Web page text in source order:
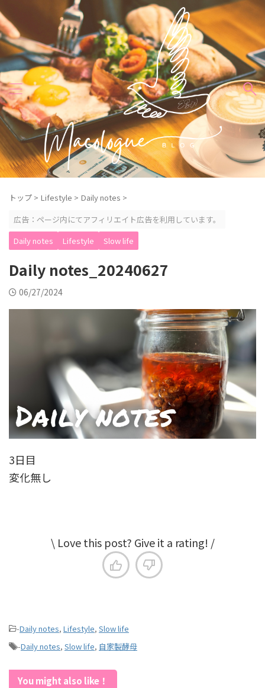
トップ > Lifestyle > Daily notes >
広告：ページ内にてアフィリエイト広告を利用しています。
Daily notes
Lifestyle Slow life
Daily notes_20240627
06/27/2024
3日目
変化無し
\ Love this post? Give it a rating! /
-Daily notes, Lifestyle, Slow life
-Daily notes, Slow life, 自家製酵母
You might also like！